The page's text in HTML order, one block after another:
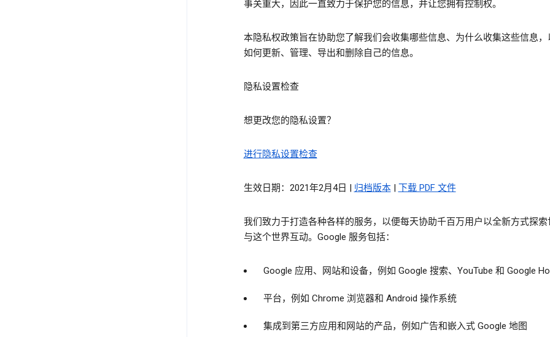
事关重大，因此一直致力于保护您的信息，并让您拥有控制权。
本隐私权政策旨在协助您了解我们会收集哪些信息、为什么收集这些信息，
如何更新、管理、导出和删除自己的信息。
隐私设置检查
想更改您的隐私设置？
进行隐私设置检查
生效日期：2021年2月4日 | 归档版本| 下载 PDF 文件
我们致力于打造各种各样的服务，以便每天协助千百万用户以全新方式探索
与这个世界互动。Google 服务包括：
Google 应用、网站和设备，例如 Google 搜索、YouTube 和 Google
平台，例如 Chrome 浏览器和 Android 操作系统
集成到第三方应用和网站的产品，例如广告和嵌入式 Google 地图